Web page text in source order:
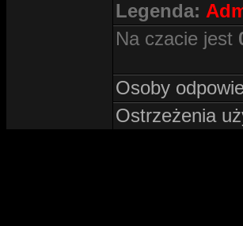
Legenda:
Na czacie jest
Osoby
Ostrzeżenia